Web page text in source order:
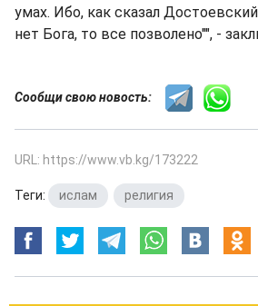
умах. Ибо, как сказал
нет Бога, то все позволено"", -
Сообщи свою новость:
URL: https://www.vb.kg/173222
Теги: ислам религия